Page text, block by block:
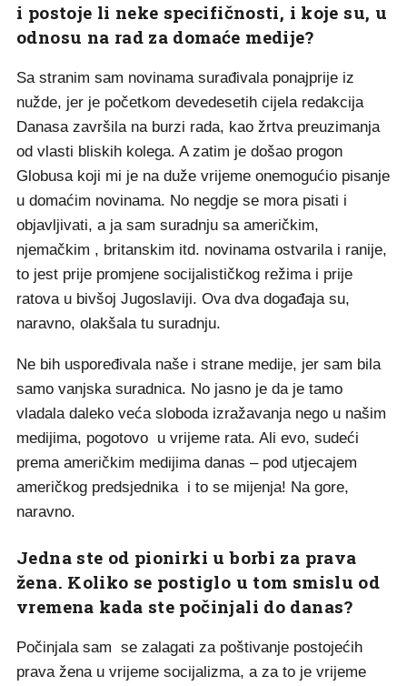
i postoje li neke specifičnosti, i koje su, u
odnosu na rad za domaće medije?
Sa stranim sam novinama surađivala ponajprije iz
nužde, jer je početkom devedesetih cijela redakcija
Danasa završila na burzi rada, kao žrtva preuzimanja
od vlasti bliskih kolega. A zatim je došao progon
Globusa koji mi je na duže vrijeme onemogućio pisanje
u domaćim novinama. No negdje se mora pisati i
objavljivati, a ja sam suradnju sa američkim,
njemačkim , britanskim itd. novinama ostvarila i ranije,
to jest prije promjene socijalističkog režima i prije
ratova u bivšoj Jugoslaviji. Ova dva događaja su,
naravno, olakšala tu suradnju.
Ne bih uspoređivala naše i strane medije, jer sam bila
samo vanjska suradnica. No jasno je da je tamo
vladala daleko veća sloboda izražavanja nego u našim
medijima, pogotovo u vrijeme rata. Ali evo, sudeći
prema američkim medijima danas – pod utjecajem
američkog predsjednika i to se mijenja! Na gore,
naravno.
Jedna ste od pionirki u borbi za prava
žena. Koliko se postiglo u tom smislu od
vremena kada ste počinjali do danas?
Počinjala sam se zalagati za poštivanje postojećih
prava žena u vrijeme socijalizma, a za to je vrijeme